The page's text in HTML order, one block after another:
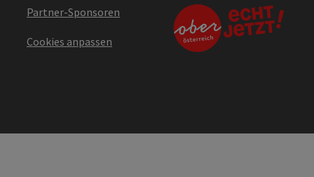
Partner-Sponsoren
Cookies anpassen